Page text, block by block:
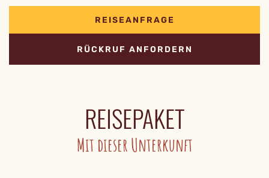
REISEANFRAGE
RÜCKRUF ANFORDERN
REISEPAKET
Mit dieser Unterkunft